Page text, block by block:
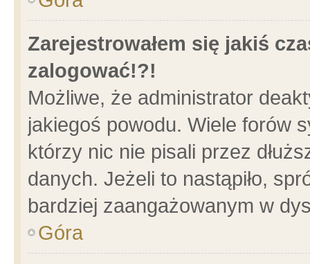
Zarejestrowałem się jakiś
zalogować!?!
Możliwe, że administrator
jakiegoś powodu. Wiele forów
którzy nic nie pisali przez
danych. Jeżeli to nastąpiło,
bardziej zaangażowanym w
Góra